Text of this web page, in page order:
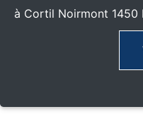
à Cortil Noirmont 1450